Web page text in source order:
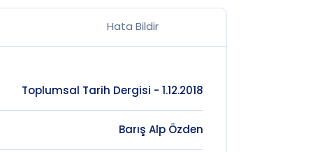
Hata Bildir
Toplumsal Tarih Dergisi - 1.12.2018
Barış Alp Özden